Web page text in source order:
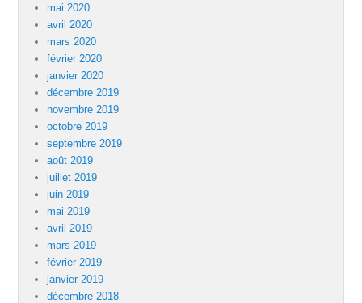
mai 2020
avril 2020
mars 2020
février 2020
janvier 2020
décembre 2019
novembre 2019
octobre 2019
septembre 2019
août 2019
juillet 2019
juin 2019
mai 2019
avril 2019
mars 2019
février 2019
janvier 2019
décembre 2018